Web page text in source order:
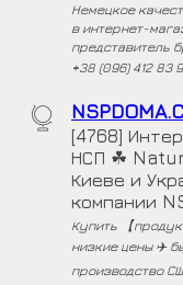
Немецкое
в интернет-
представитель
+38 (096) 412 83
[4768]
НСП ☘
Киеве и
компании
Купить 【
низкие цены ✈️
производство